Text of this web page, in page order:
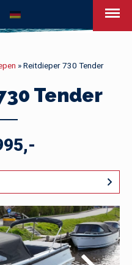
- Uw leven op het
»Reitdieper 730 Tender
Tender